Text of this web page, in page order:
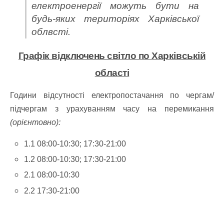
електроенергії можуть бути на
будь-яких територіях Харківської
облвсті.
Графік відключень світло по Харківській
області
Години відсутності електропостачання по чергам/
підчергам з урахуванням часу на перемикання
(орієнтовно):
1.1 08:00-10:30; 17:30-21:00
1.2 08:00-10:30; 17:30-21:00
2.1 08:00-10:30
2.2 17:30-21:00